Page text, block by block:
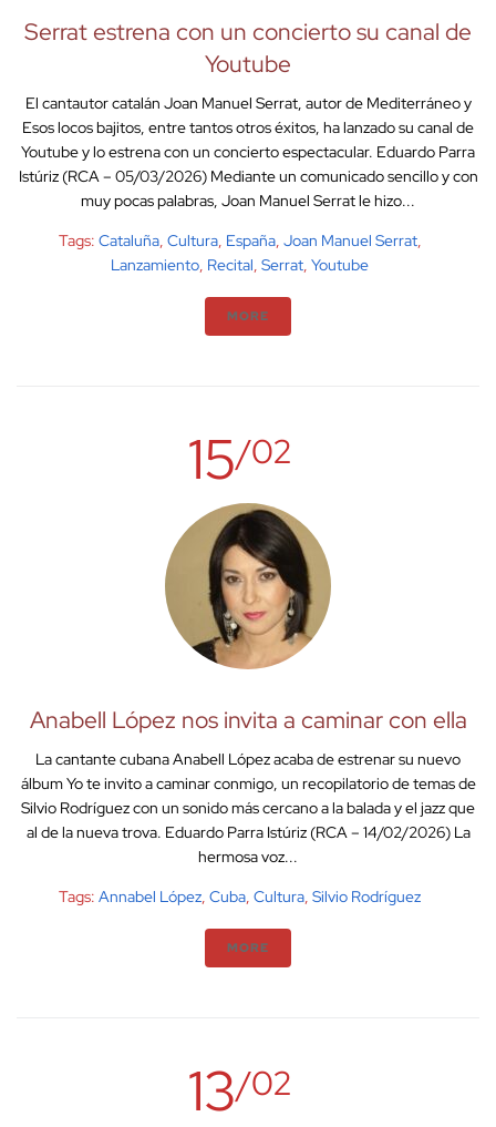
Serrat estrena con un concierto su canal de
Youtube
El cantautor catalán Joan Manuel Serrat, autor de Mediterráneo y
Esos locos bajitos, entre tantos otros éxitos, ha lanzado su canal de
Youtube y lo estrena con un concierto espectacular. Eduardo Parra
Istúriz (RCA – 05/03/2026) Mediante un comunicado sencillo y con
muy pocas palabras, Joan Manuel Serrat le hizo...
Tags: Cataluña, Cultura, España, Joan Manuel Serrat,
Lanzamiento, Recital, Serrat, Youtube
MORE
15/02
Anabell López nos invita a caminar con ella
La cantante cubana Anabell López acaba de estrenar su nuevo
álbum Yo te invito a caminar conmigo, un recopilatorio de temas de
Silvio Rodríguez con un sonido más cercano a la balada y el jazz que
al de la nueva trova. Eduardo Parra Istúriz (RCA – 14/02/2026) La
hermosa voz...
Tags: Annabel López, Cuba, Cultura, Silvio Rodríguez
MORE
13/02